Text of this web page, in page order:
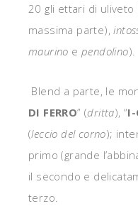
20 gli ettari di
massima parte),
maurino ependolino).
Blend a parte, le
DI FERRO” (dritta), “
(leccio del corno);
primo (grande
il secondo e
terzo.